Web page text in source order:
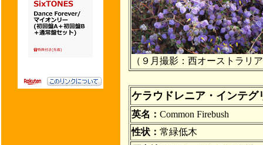
（９月撮影：西オーストラリ
ケラウドレニア・インテグ
英名： Common Firebush
性状： 常緑低木